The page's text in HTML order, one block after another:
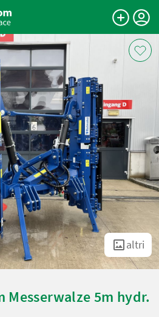
altri
Messerwalze 5m hydr.